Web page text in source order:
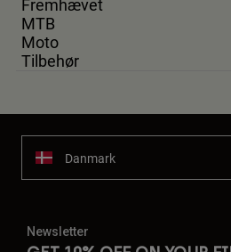
Fremhævet
MTB
Moto
Tilbehør
Danmark
Newsletter